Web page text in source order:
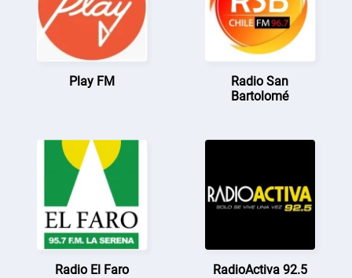
Play FM
Radio San
Bartolomé
Radio El Faro RadioActiva 92.5